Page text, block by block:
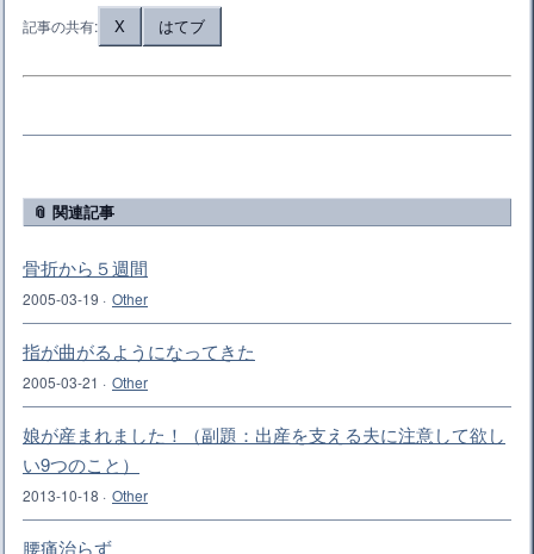
記事の共有: X はてブ
📎 関連記事
骨折から５週間
2005-03-19 · Other
指が曲がるようになってきた
2005-03-21 · Other
娘が産まれました！（副題：出産を支える夫に注意して欲し
い9つのこと）
2013-10-18 · Other
腰痛治らず